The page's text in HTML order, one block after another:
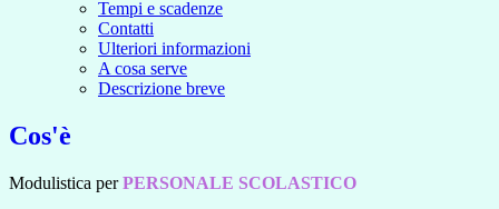
Tempi e scadenze
Contatti
Ulteriori informazioni
A cosa serve
Descrizione breve
Cos'è
Modulistica perPERSONALE SCOLASTICO